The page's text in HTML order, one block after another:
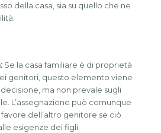
della casa, sia su quello che ne
Se la casa familiare è di proprietà
genitori, questo elemento viene
ma non prevale sugli
L’assegnazione può comunque
dell’altro genitore se ciò
esigenze dei figli.